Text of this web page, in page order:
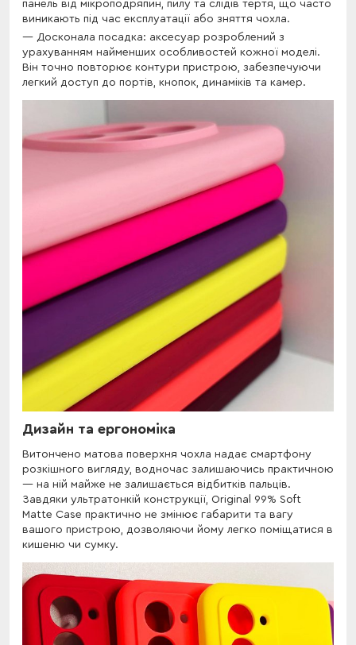
панель від мікроподряпин, пилу та слідів тертя, що часто
виникають під час експлуатації або зняття чохла.
Досконала посадка: аксесуар розроблений з
урахуванням найменших особливостей кожної моделі.
Він точно повторює контури пристрою, забезпечуючи
легкий доступ до портів, кнопок, динаміків та камер.
Дизайн та ергономіка
Витончено матова поверхня чохла надає смартфону
розкішного вигляду, водночас залишаючись практичною
— на ній майже не залишається відбитків пальців.
Завдяки ультратонкій конструкції, Original 99% Soft
Matte Case практично не змінює габарити та вагу
вашого пристрою, дозволяючи йому легко поміщатися в
кишеню чи сумку.